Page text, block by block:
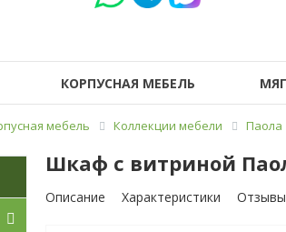
КОРПУСНАЯ МЕБЕЛЬ
мебель Коллекции мебели Паола
Шкаф с витриной
Описание Характеристики Отзывы